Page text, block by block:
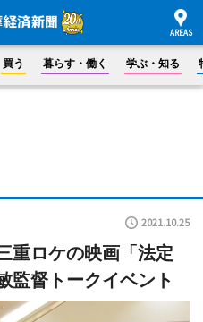
買う 暮らす・働く 学ぶ・知る
2021.10.25
重ロケの映画「法定
監督トークイベント